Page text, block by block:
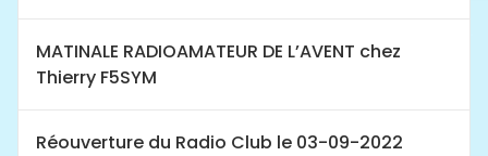
MATINALE RADIOAMATEUR DE L’AVENT chez
Thierry F5SYM
Réouverture du Radio Club le 03-09-2022